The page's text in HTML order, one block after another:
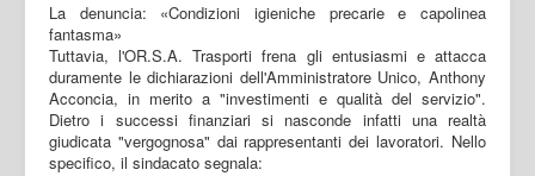
La denuncia: «Condizioni igieniche precarie e capolinea
fantasma»
Tuttavia, l'OR.S.A. Trasporti frena gli entusiasmi e attacca
duramente le dichiarazioni dell'Amministratore Unico, Anthony
Acconcia, in merito a "investimenti e qualità del servizio".
Dietro i successi finanziari si nasconde infatti una realtà
giudicata "vergognosa" dai rappresentanti dei lavoratori. Nello
specifico, il sindacato segnala: